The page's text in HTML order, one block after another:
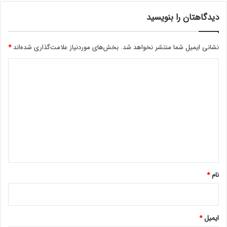
آ
ا
ا
دیدگاهتان را بنویسید
نشانی ایمیل شما منتشر نخواهد شد. بخش‌های موردنیاز علامت‌گذاری شده‌اند*
نام*
ایمیل*